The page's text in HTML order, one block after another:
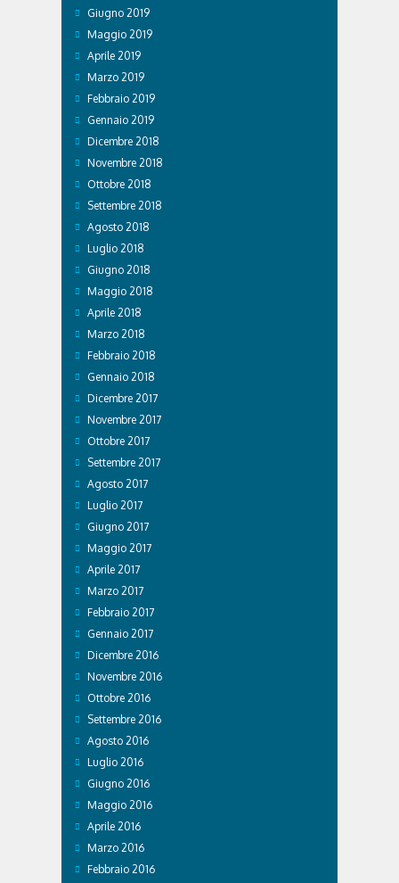
Giugno 2019
Maggio 2019
Aprile 2019
Marzo 2019
Febbraio 2019
Gennaio 2019
Dicembre 2018
Novembre 2018
Ottobre 2018
Settembre 2018
Agosto 2018
Luglio 2018
Giugno 2018
Maggio 2018
Aprile 2018
Marzo 2018
Febbraio 2018
Gennaio 2018
Dicembre 2017
Novembre 2017
Ottobre 2017
Settembre 2017
Agosto 2017
Luglio 2017
Giugno 2017
Maggio 2017
Aprile 2017
Marzo 2017
Febbraio 2017
Gennaio 2017
Dicembre 2016
Novembre 2016
Ottobre 2016
Settembre 2016
Agosto 2016
Luglio 2016
Giugno 2016
Maggio 2016
Aprile 2016
Marzo 2016
Febbraio 2016